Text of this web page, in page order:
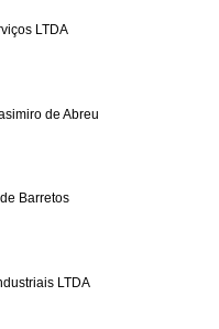
LTDA
de Abreu
Barretos
LTDA